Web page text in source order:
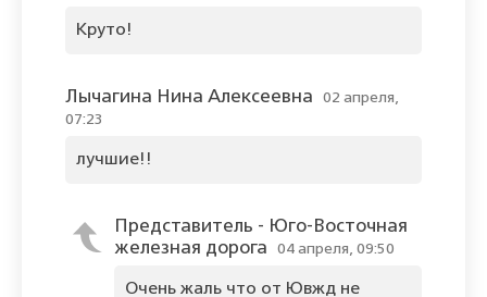
Круто!
Лычагина Нина Алексеевна
02 апреля,
07:23
лучшие!!
Представитель - Юго-Восточная
железная дорога
04 апреля, 09:50
Очень жаль что от Ювжд не